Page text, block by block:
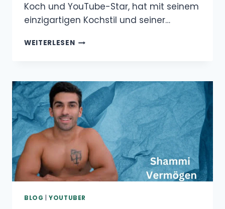
Koch und YouTube-Star, hat mit seinem
einzigartigen Kochstil und seiner…
WEITERLESENCZN
GEHALT
BLOG |YOUTUBER